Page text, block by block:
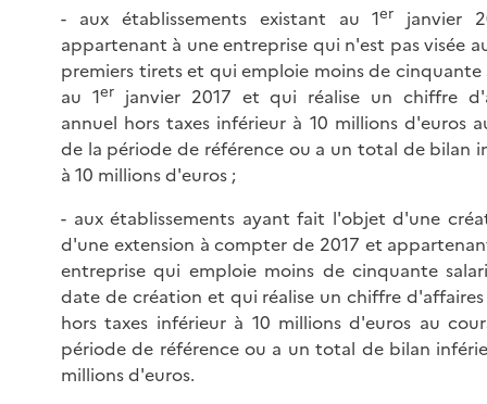
- aux établissements existant au 1er
janvier
appartenant à une entreprise qui n'est pas visée
premiers tirets et qui emploie moins de cinquante
au 1erjanvier 2017 et qui réalise un chiffre
annuel hors taxes inférieur à 10 millions d'euros
de la période de référence ou a un total de bilan
à 10 millions d'euros ;
- aux établissements ayant fait l'objet d'une
d'une extension à compter de 2017 et
entreprise qui emploie moins de cinquante
date de création et qui réalise un chiffre
hors taxes inférieur à 10 millions d'euros au
période de référence ou a un total de bilan
millions d'euros.